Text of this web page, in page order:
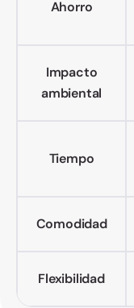
Ahorro
Impacto
ambiental
Tiempo
Comodidad
Flexibilidad